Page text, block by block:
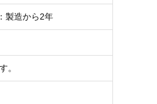
製造から2年
。